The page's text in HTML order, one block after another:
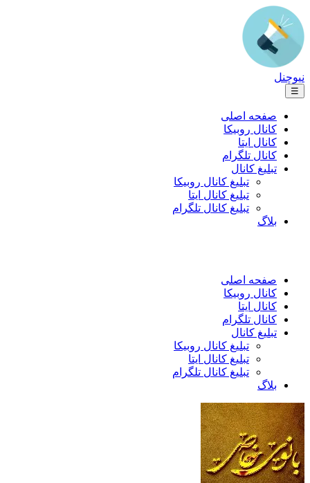
نیوچنل
☰
صفحه اصلی
کانال روبیکا
کانال ایتا
کانال تلگرام
تبلیغ کانال
تبلیغ کانال روبیکا
تبلیغ کانال ایتا
تبلیغ کانال تلگرام
بلاگ
صفحه اصلی
کانال روبیکا
کانال ایتا
کانال تلگرام
تبلیغ کانال
تبلیغ کانال روبیکا
تبلیغ کانال ایتا
تبلیغ کانال تلگرام
بلاگ